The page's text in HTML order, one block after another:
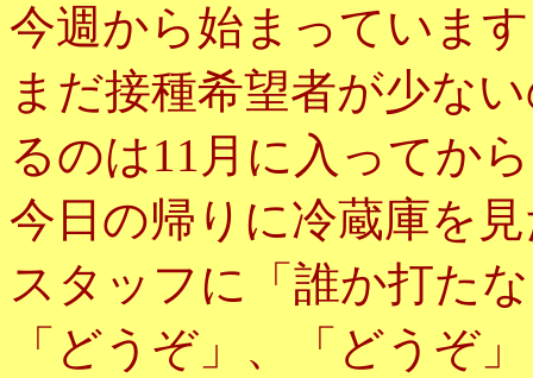
今週から始まっていま
まだ接種希望者が少な
るのは11月に入ってか
今日の帰りに冷蔵庫を
スタッフに「誰か打た
「どうぞ」、「どうぞ